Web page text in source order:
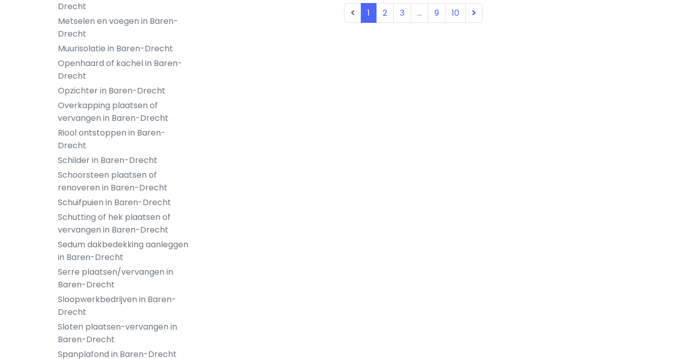
Drecht
Metselen en voegen in Baren-
Drecht
Muurisolatie in Baren-Drecht
Openhaard of kachel in Baren-
Drecht
Opzichter in Baren-Drecht
Overkapping plaatsen of
vervangen in Baren-Drecht
Riool ontstoppen in Baren-
Drecht
Schilder in Baren-Drecht
Schoorsteen plaatsen of
renoveren in Baren-Drecht
Schuifpuien in Baren-Drecht
Schutting of hek plaatsen of
vervangen in Baren-Drecht
Sedum dakbedekking aanleggen
in Baren-Drecht
Serre plaatsen/vervangen in
Baren-Drecht
Sloopwerkbedrijven in Baren-
Drecht
Sloten plaatsen-vervangen in
Baren-Drecht
Spanplafond in Baren-Drecht
1 2 3 ... 9 10